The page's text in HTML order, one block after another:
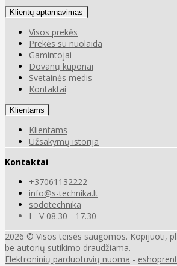
Klientų aptarnavimas
Visos prekės
Prekės su nuolaida
Gamintojai
Dovanų kuponai
Svetainės medis
Kontaktai
Klientams
Klientams
Užsakymų istorija
Kontaktai
+37061132222
info@s-technika.lt
sodotechnika
I - V 08.30 - 17.30
2026 © Visos teisės saugomos. Kopijuoti,
be autorių sutikimo draudžiama.
Elektroninių parduotuvių nuoma -